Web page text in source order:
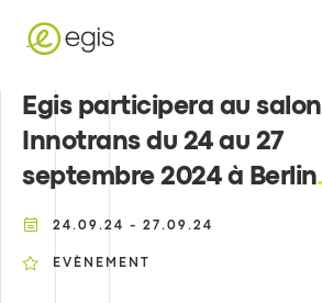
Egis participera au salon
Innotrans du 24 au 27
septembre 2024 à Berlin
24.09.24 - 27.09.24
EVÈNEMENT